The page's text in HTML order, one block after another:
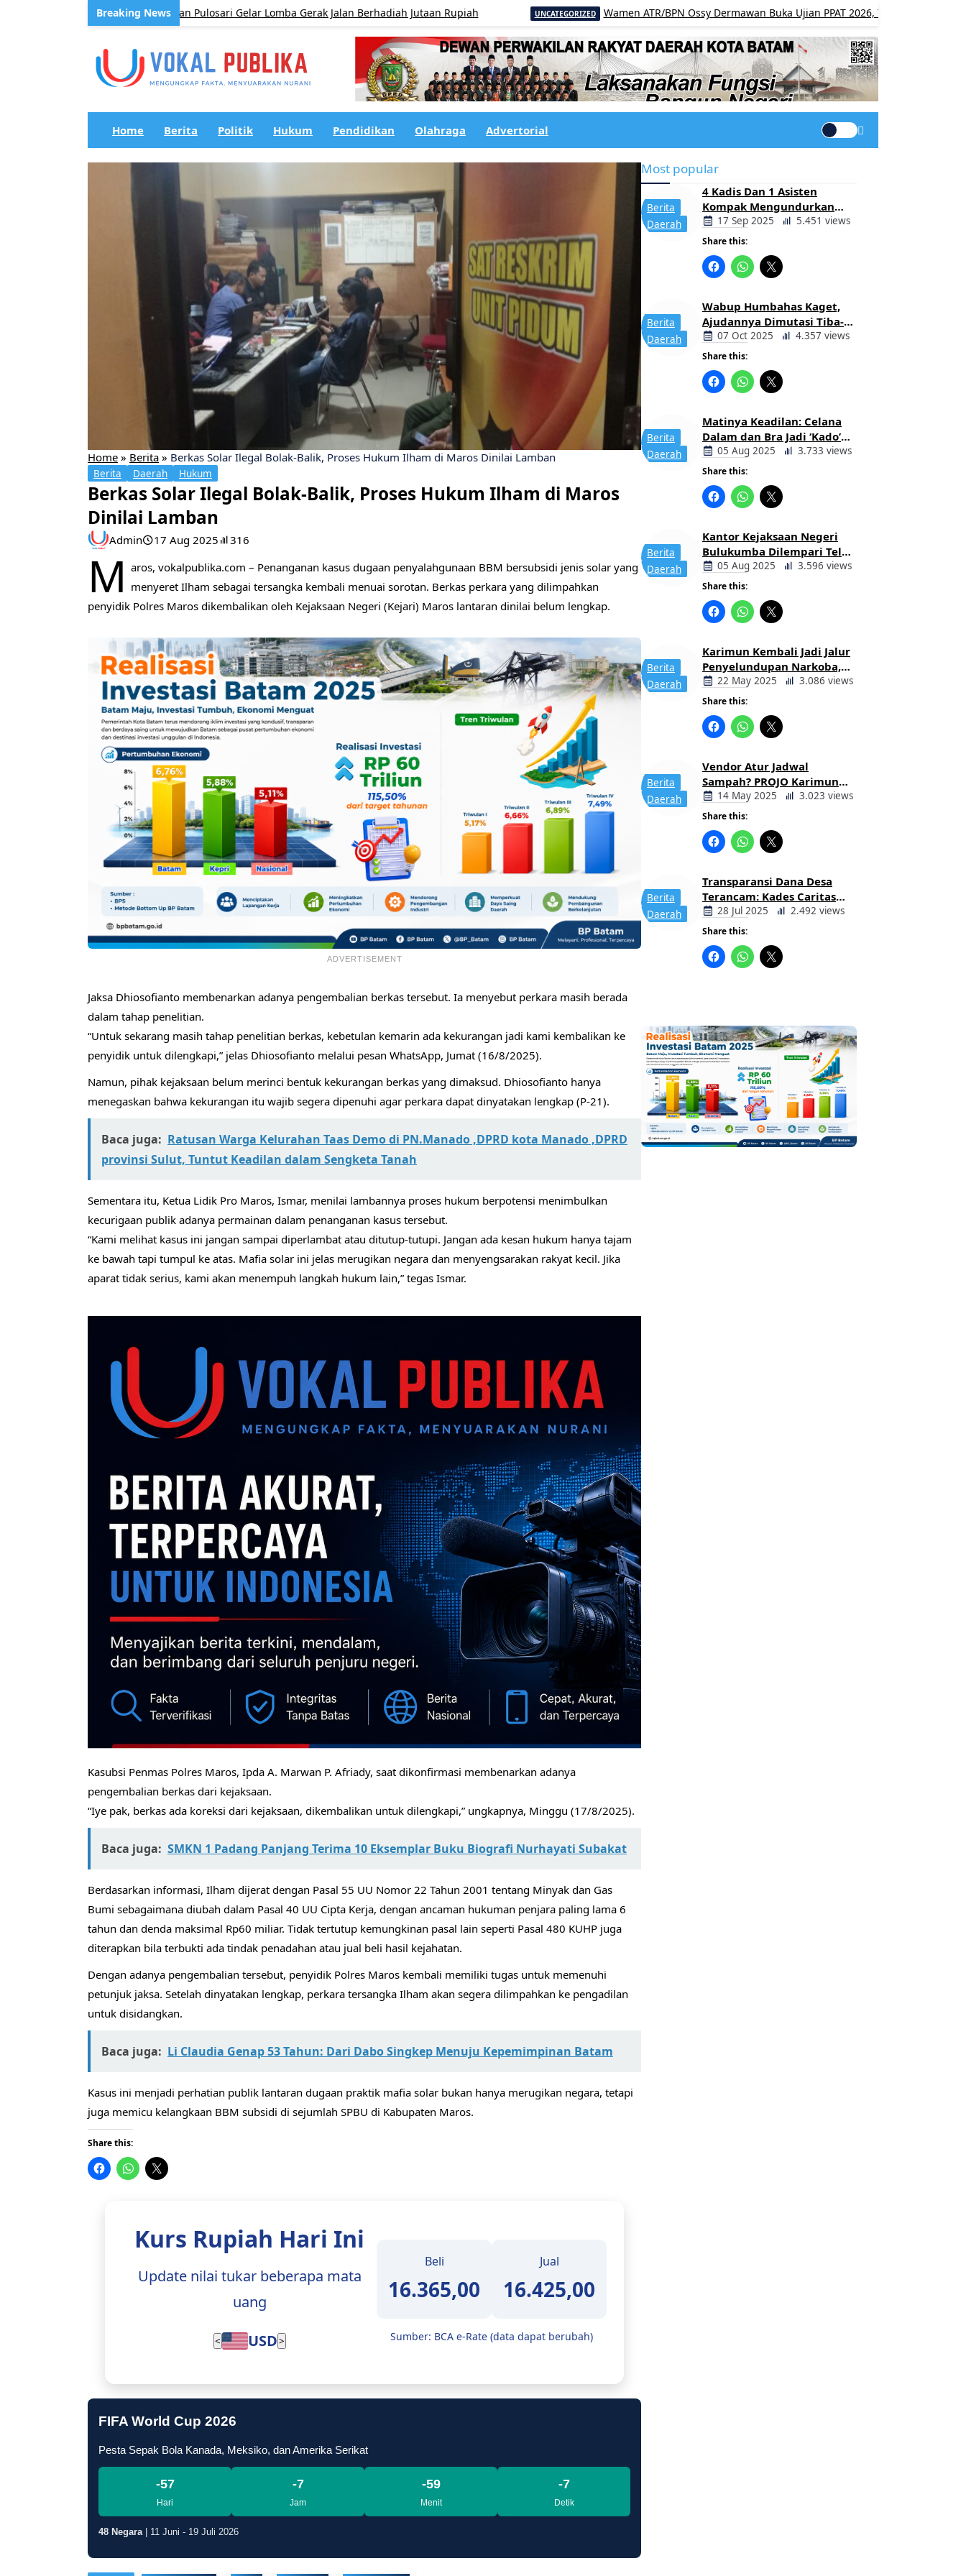
ke-81, Pemerintah Kecamatan Pulosari Gelar Lomba Gerak Jalan Berhadiah Jutaan Rupiah UNCATEGORIZED Wamen ATR/BPN Ossy Dermawan Buka Ujian PPAT 2026, Tegaskan Pentingnya
Home Berita Politik Hukum Pendidikan Olahraga Advertorial
Home » Berita » Berkas Solar Ilegal Bolak-Balik, Proses Hukum Ilham di Maros Dinilai Lamban
Berita Daerah Hukum
Berkas Solar Ilegal Bolak-Balik, Proses Hukum Ilham di Maros
Dinilai Lamban
Admin 17 Aug 2025 316
M aros, vokalpublika.com – Penanganan kasus dugaan penyalahgunaan BBM bersubsidi jenis solar yang
menyeret Ilham sebagai tersangka kembali menuai sorotan. Berkas perkara yang dilimpahkan
penyidik Polres Maros dikembalikan oleh Kejaksaan Negeri (Kejari) Maros lantaran dinilai belum lengkap.
ADVERTISEMENT
Jaksa Dhiosofianto membenarkan adanya pengembalian berkas tersebut. Ia menyebut perkara masih berada
dalam tahap penelitian.
“Untuk sekarang masih tahap penelitian berkas, kebetulan kemarin ada kekurangan jadi kami kembalikan ke
penyidik untuk dilengkapi,” jelas Dhiosofianto melalui pesan WhatsApp, Jumat (16/8/2025).
Namun, pihak kejaksaan belum merinci bentuk kekurangan berkas yang dimaksud. Dhiosofianto hanya
menegaskan bahwa kekurangan itu wajib segera dipenuhi agar perkara dapat dinyatakan lengkap (P-21).
Baca juga: Ratusan Warga Kelurahan Taas Demo di PN.Manado ,DPRD kota Manado ,DPRD
provinsi Sulut, Tuntut Keadilan dalam Sengketa Tanah
Sementara itu, Ketua Lidik Pro Maros, Ismar, menilai lambannya proses hukum berpotensi menimbulkan
kecurigaan publik adanya permainan dalam penanganan kasus tersebut.
“Kami melihat kasus ini jangan sampai diperlambat atau ditutup-tutupi. Jangan ada kesan hukum hanya tajam
ke bawah tapi tumpul ke atas. Mafia solar ini jelas merugikan negara dan menyengsarakan rakyat kecil. Jika
aparat tidak serius, kami akan menempuh langkah hukum lain,” tegas Ismar.
Kasubsi Penmas Polres Maros, Ipda A. Marwan P. Afriady, saat dikonfirmasi membenarkan adanya
pengembalian berkas dari kejaksaan.
“Iye pak, berkas ada koreksi dari kejaksaan, dikembalikan untuk dilengkapi,” ungkapnya, Minggu (17/8/2025).
Baca juga: SMKN 1 Padang Panjang Terima 10 Eksemplar Buku Biografi Nurhayati Subakat
Berdasarkan informasi, Ilham dijerat dengan Pasal 55 UU Nomor 22 Tahun 2001 tentang Minyak dan Gas
Bumi sebagaimana diubah dalam Pasal 40 UU Cipta Kerja, dengan ancaman hukuman penjara paling lama 6
tahun dan denda maksimal Rp60 miliar. Tidak tertutup kemungkinan pasal lain seperti Pasal 480 KUHP juga
diterapkan bila terbukti ada tindak penadahan atau jual beli hasil kejahatan.
Dengan adanya pengembalian tersebut, penyidik Polres Maros kembali memiliki tugas untuk memenuhi
petunjuk jaksa. Setelah dinyatakan lengkap, perkara tersangka Ilham akan segera dilimpahkan ke pengadilan
untuk disidangkan.
Baca juga: Li Claudia Genap 53 Tahun: Dari Dabo Singkep Menuju Kepemimpinan Batam
Kasus ini menjadi perhatian publik lantaran dugaan praktik mafia solar bukan hanya merugikan negara, tetapi
juga memicu kelangkaan BBM subsidi di sejumlah SPBU di Kabupaten Maros.
Share this:
Kurs Rupiah Hari Ini
Update nilai tukar beberapa mata
uang
< USD>
Beli
16.365,00
Jual
16.425,00
Sumber: BCA e-Rate (data dapat berubah)
FIFA World Cup 2026
Pesta Sepak Bola Kanada, Meksiko, dan Amerika Serikat
-57
Hari
-7
Jam
-59
Menit
-8
Detik
48 Negara| 11 Juni - 19 Juli 2026
Most popular
Berita
Daerah
4 Kadis Dan 1 Asisten
Kompak Mengundurkan
Diri, Ada Apa Pemerintahan
Oloan
17 Sep 2025 5.451 views
Share this:
Berita
Daerah
Wabup Humbahas Kaget,
Ajudannya Dimutasi Tiba-
tiba Tanpa Alasan Oleh
Bupati
07 Oct 2025 4.357 views
Share this:
Berita
Daerah
Matinya Keadilan: Celana
Dalam dan Bra Jadi ‘Kado’
untuk Kajari Bulukumba
05 Aug 2025 3.733 views
Share this:
Berita
Daerah
Kantor Kejaksaan Negeri
Bulukumba Dilempari Telur
dan Kotoran Sapi, Keluarga
Korban Lakalantas Tuntut
Keadilan
05 Aug 2025 3.596 views
Share this:
Berita
Daerah
Karimun Kembali Jadi Jalur
Penyelundupan Narkoba,
Mahasiswa Desak Pemkab
dan Aparat Bertindak Tegas
22 May 2025 3.086 views
Share this:
Berita
Daerah
Vendor Atur Jadwal
Sampah? PROJO Karimun
Kritik Usulan PT AGB
14 May 2025 3.023 views
Share this:
Berita
Daerah
Transparansi Dana Desa
Terancam: Kades Caritas
Sogawunasi Diduga
Gelapkan Bantuan untuk
Warga
28 Jul 2025 2.492 views
Share this: